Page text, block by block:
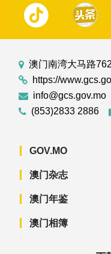
澳门南湾大马路
https://
info@gcs.gov.mo
(853)2833 2886
GOV.MO
澳门杂志
澳门年鉴
澳门相簿